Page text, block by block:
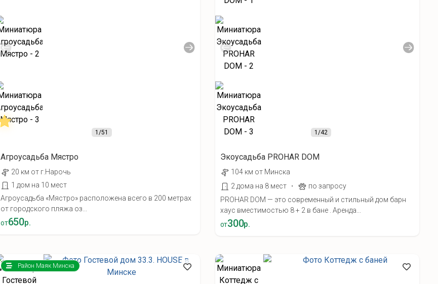
1/51
Агроусадьба Мястро
20 км от г.Нарочь
1 дом на 10 мест
Агроусадьба «Мястро» расположена всего в 200 метрах
от городского пляжа оз...
от650р.
1/42
Экоусадьба PROHAR DOM
104 км от Минска
2 дома на 8 мест
·
по запросу
PROHAR DOM — это современный и стильный дом барн
хаус вместимостью 8 + 2 в бане . Аренда...
от300р.
Район Маяк Минска